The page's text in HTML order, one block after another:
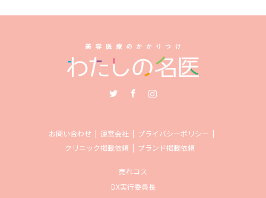
お問い合わせ 運営会社
プライバシーポリシー
クリニック掲載依頼
ブランド掲載依頼
売れコス
DX実行委員長